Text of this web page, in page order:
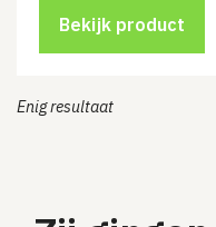
Bekijk product
Enig resultaat